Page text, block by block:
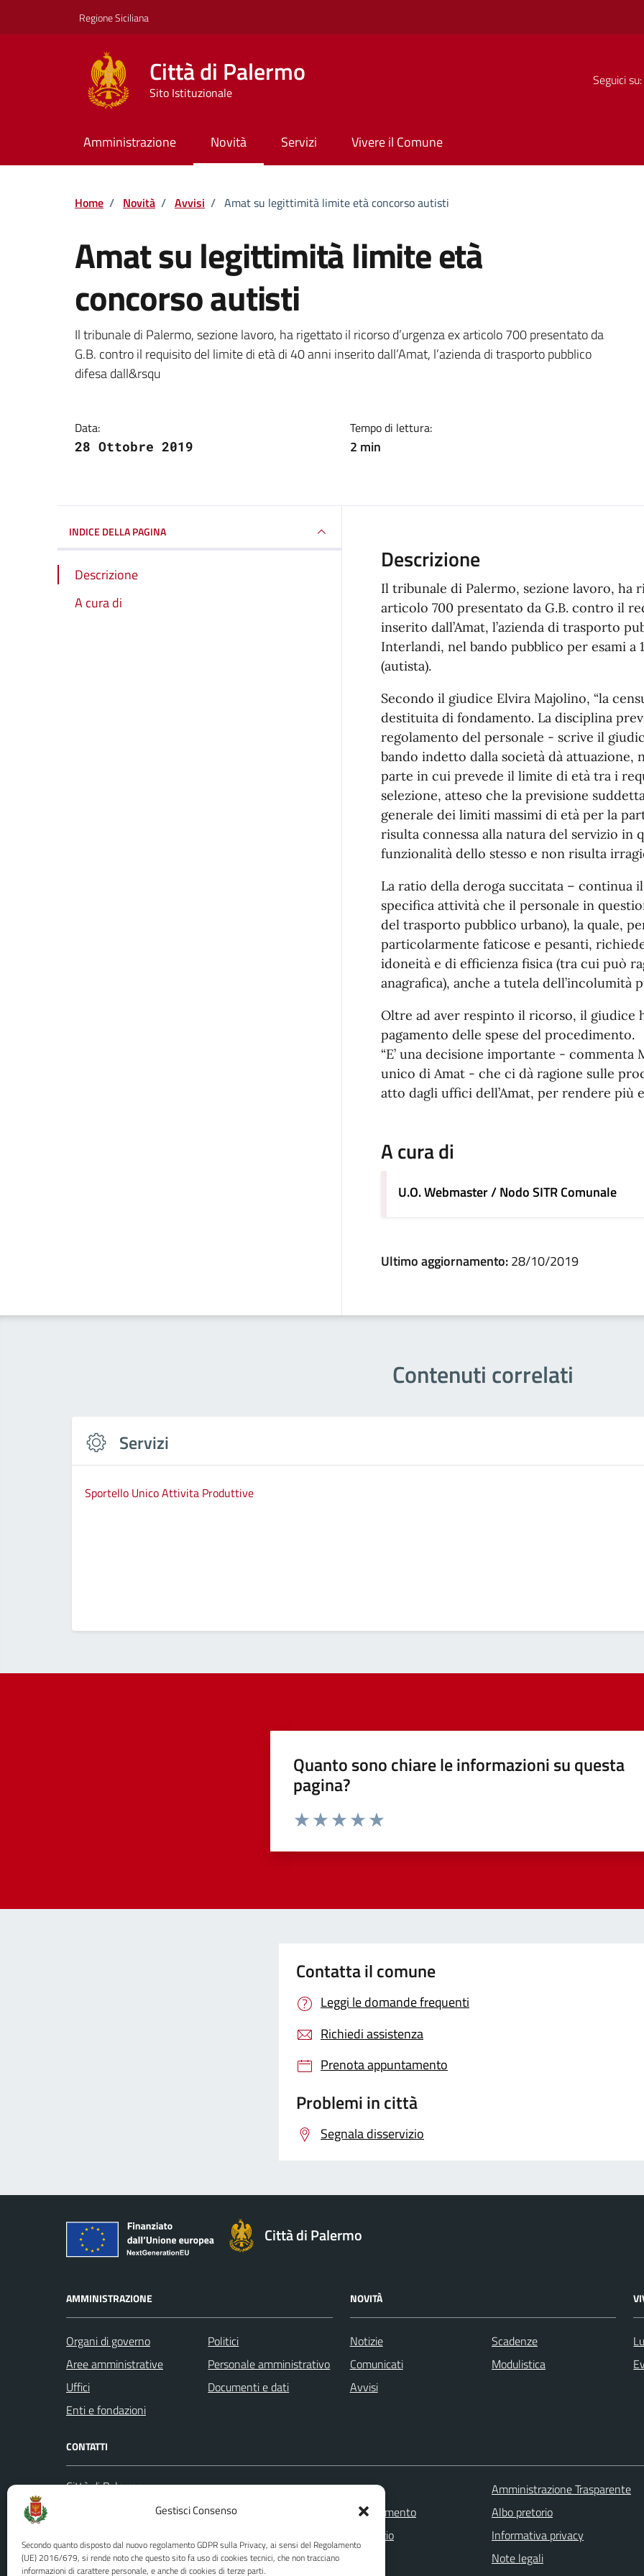
Gestisci Consenso
Secondo quanto disposto dal nuovo regolamento GDPR sulla Privacy, ai sensi del Regolamento
(UE) 2016/679, si rende noto che questo sito fa uso di cookies tecnici, che non tracciano
informazioni di carattere personale, e anche di cookies di terze parti.
Regione Siciliana
Città di Palermo
Sito Istituzionale
Seguici su:
Amministrazione Novità Servizi Vivere il Comune
Home / Novità / Avvisi / Amat su legittimità limite età concorso autisti
Amat su legittimità limite età
concorso autisti
Dettagli della notizia
Il tribunale di Palermo, sezione lavoro, ha rigettato il ricorso d’urgenza ex articolo 700 presentato da
G.B. contro il requisito del limite di età di 40 anni inserito dall’Amat, l’azienda di trasporto pubblico
difesa dall&rsqu
Data:
28 Ottobre 2019
Tempo di lettura:
2 min
INDICE DELLA PAGINA
Descrizione
A cura di
Descrizione
Il tribunale di Palermo, sezione lavoro, ha
articolo 700 presentato da G.B. contro il
inserito dall’Amat, l’azienda di trasporto
Interlandi, nel bando pubblico per esami
(autista).
Secondo il giudice Elvira Majolino, “la
destituita di fondamento. La disciplina
regolamento del personale - scrive il
bando indetto dalla società dà
parte in cui prevede il limite di età tra i
selezione, atteso che la previsione
generale dei limiti massimi di età per la
risulta connessa alla natura del servizio in
funzionalità dello stesso e non risulta
La ratio della deroga succitata – continua
specifica attività che il personale in
del trasporto pubblico urbano), la quale,
particolarmente faticose e pesanti,
idoneità e di efficienza fisica (tra cui può
anagrafica), anche a tutela dell’incolumità
Oltre ad aver respinto il ricorso, il giudice
pagamento delle spese del procedimento.
“E’ una decisione importante -
unico di Amat - che ci dà ragione sulle
atto dagli uffici dell’Amat, per rendere più
A cura di
U.O. Webmaster / Nodo SITR Comunale
Ultimo aggiornamento:28/10/2019
Contenuti correlati
Servizi
Sportello Unico Attivita Produttive
Quanto sono chiare le informazioni su questa
pagina?
Contatta il comune
Leggi le domande frequenti
Richiedi assistenza
Prenota appuntamento
Problemi in città
Segnala disservizio
Città di Palermo
AMMINISTRAZIONE
Organi di governo
Aree amministrative
Uffici
Enti e fondazioni
Politici
Personale amministrativo
Documenti e dati
NOVITÀ
Notizie
Comunicati
Avvisi
Scadenze
Modulistica
CONTATTI
Città di Palermo
Codice fiscale / P. IVA:80016350821
U.O. Ufficio Relazioni con il Pubblico
Leggi le FAQ
Prenotazione appuntamento
Segnalazione disservizio
Richiesta assistenza
Amministrazione Trasparente
Albo pretorio
Informativa privacy
Note legali